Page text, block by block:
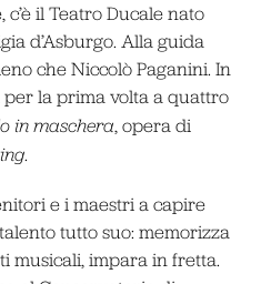
il Teatro Ducale nato
d’Asburgo. Alla guida
che Niccolò Paganini. In
la prima volta a quattro
in maschera, opera di
.
e i maestri a capire
tutto suo: memorizza
musicali, impara in fretta.